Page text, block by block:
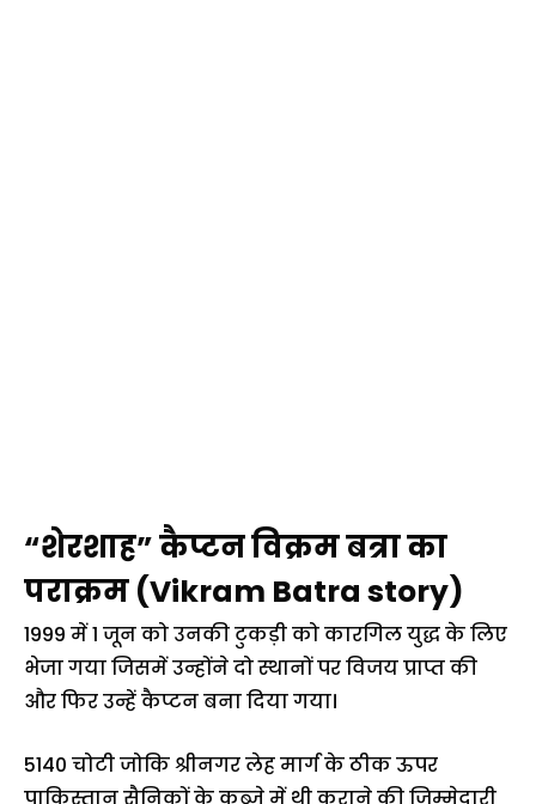
“शेरशाह” कैप्टन विक्रम बत्रा का
पराक्रम (Vikram Batra story)
1999 में 1 जून को उनकी टुकड़ी को कारगिल युद्ध के लिए
भेजा गया जिसमें उन्होंने दो स्थानों पर विजय प्राप्त की
और फिर उन्हें कैप्टन बना दिया गया।
5140 चोटी जोकि श्रीनगर लेह मार्ग के ठीक ऊपर